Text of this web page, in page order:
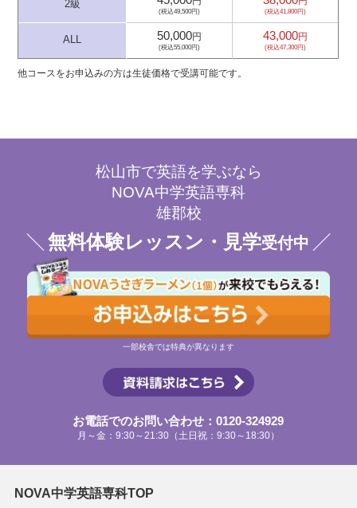
2級
(税込49,500円) (税込41,800円)
ALL 50,000円
(税込55,000円)
43,000円
(税込47,300円)
他コースをお申込みの方は生徒価格で受講可能です。
松山市で英語を学ぶなら
NOVA中学英語専科
雄郡校
無料体験レッスン・見学受付中
一部校舎では特典が異なります
お電話でのお問い合わせ：0120-324929
月～金：9:30～21:30（土日祝：9:30～18:30）
NOVA中学英語専科TOP